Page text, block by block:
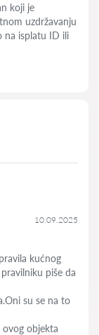
koji je
uzdržavanju
na isplatu ID ili
10.09.2025
kućnog
piše da
su se na to
objekta